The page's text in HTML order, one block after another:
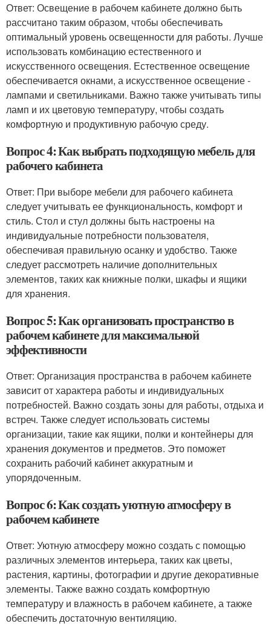
Ответ: Освещение в рабочем кабинете должно быть
рассчитано таким образом, чтобы обеспечивать
оптимальный уровень освещенности для работы. Лучше
использовать комбинацию естественного и
искусственного освещения. Естественное освещение
обеспечивается окнами, а искусственное освещение -
лампами и светильниками. Важно также учитывать типы
ламп и их цветовую температуру, чтобы создать
комфортную и продуктивную рабочую среду.
Вопрос 4: Как выбрать подходящую мебель для
рабочего кабинета
Ответ: При выборе мебели для рабочего кабинета
следует учитывать ее функциональность, комфорт и
стиль. Стол и стул должны быть настроены на
индивидуальные потребности пользователя,
обеспечивая правильную осанку и удобство. Также
следует рассмотреть наличие дополнительных
элементов, таких как книжные полки, шкафы и ящики
для хранения.
Вопрос 5: Как организовать пространство в
рабочем кабинете для максимальной
эффективности
Ответ: Организация пространства в рабочем кабинете
зависит от характера работы и индивидуальных
потребностей. Важно создать зоны для работы, отдыха и
встреч. Также следует использовать системы
организации, такие как ящики, полки и контейнеры для
хранения документов и предметов. Это поможет
сохранить рабочий кабинет аккуратным и
упорядоченным.
Вопрос 6: Как создать уютную атмосферу в
рабочем кабинете
Ответ: Уютную атмосферу можно создать с помощью
различных элементов интерьера, таких как цветы,
растения, картины, фотографии и другие декоративные
элементы. Также важно создать комфортную
температуру и влажность в рабочем кабинете, а также
обеспечить достаточную вентиляцию.